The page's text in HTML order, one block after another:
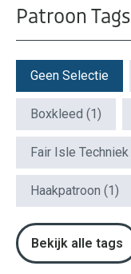
Patroon Tags
Patroon Tags
Geen Selectie
Boxkleed (1)
Fair Isle Techniek
Haakpatroon (1)
Bekijk alle tags